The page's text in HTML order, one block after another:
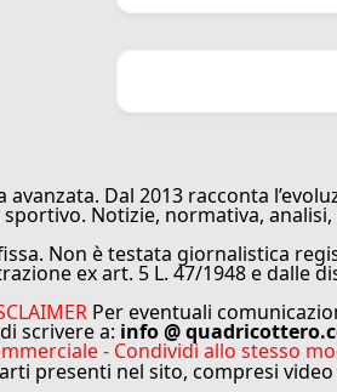
Dal 2013 racconta
Notizie, normativa,
Non è testata giornalistica
ex art. 5 L. 47/1948 e dalle
Per eventuali
scrivere a: info @
- Condividi allo stesso
presenti nel sito, compresi